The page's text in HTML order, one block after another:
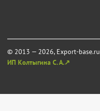
© 2013 — 2026, Export-base.ru
ИП Колтыгина С. А.↗